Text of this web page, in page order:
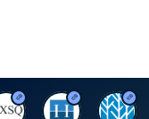
O H H